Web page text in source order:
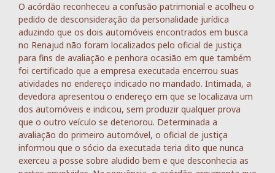
O acórdão reconheceu a confusão patrimonial e acolheu o
pedido de desconsideração da personalidade jurídica
aduzindo que os dois automóveis encontrados em busca
no Renajud não foram localizados pelo oficial de justiça
para fins de avaliação e penhora ocasião em que também
foi certificado que a empresa executada encerrou suas
atividades no endereço indicado no mandado. Intimada, a
devedora apresentou o endereço em que se localizava um
dos automóveis e indicou, sem produzir qualquer prova
que o outro veículo se deteriorou. Determinada a
avaliação do primeiro automóvel, o oficial de justiça
informou que o sócio da executada teria dito que nunca
exerceu a posse sobre aludido bem e que desconhecia as